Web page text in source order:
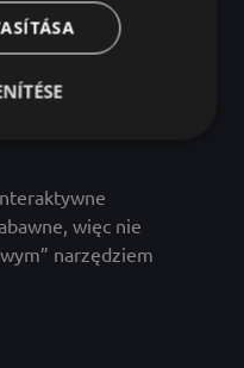
w zespole,
więc nie
narzędziem